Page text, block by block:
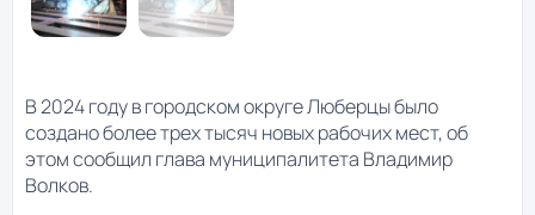
В 2024 году в городском округе Люберцы было
создано более трех тысяч новых рабочих мест, об
этом сообщил глава муниципалитета Владимир
Волков.